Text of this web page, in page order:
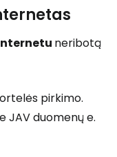
neribotą
pirkimo.
JAV duomenų e.